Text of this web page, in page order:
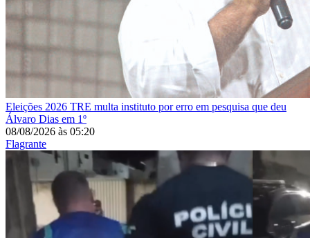
Eleições 2026 TRE multa instituto por erro em pesquisa que deu
Álvaro Dias em 1º
08/08/2026 às 05:20
Flagrante